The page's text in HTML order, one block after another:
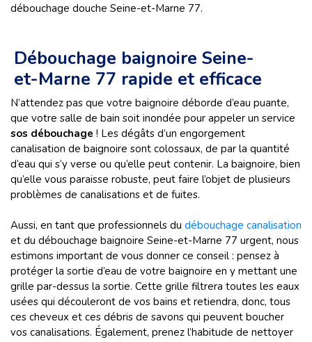
débouchage douche Seine-et-Marne 77.
Débouchage baignoire Seine-
et-Marne 77 rapide et efficace
N’attendez pas que votre baignoire déborde d’eau puante,
que votre salle de bain soit inondée pour appeler un service
sos débouchage ! Les dégâts d’un engorgement
canalisation de baignoire sont colossaux, de par la quantité
d’eau qui s’y verse ou qu’elle peut contenir. La baignoire, bien
qu’elle vous paraisse robuste, peut faire l’objet de plusieurs
problèmes de canalisations et de fuites.
Aussi, en tant que professionnels du débouchage canalisation
et du débouchage baignoire Seine-et-Marne 77 urgent, nous
estimons important de vous donner ce conseil : pensez à
protéger la sortie d’eau de votre baignoire en y mettant une
grille par-dessus la sortie. Cette grille filtrera toutes les eaux
usées qui découleront de vos bains et retiendra, donc, tous
ces cheveux et ces débris de savons qui peuvent boucher
vos canalisations. Également, prenez l’habitude de nettoyer